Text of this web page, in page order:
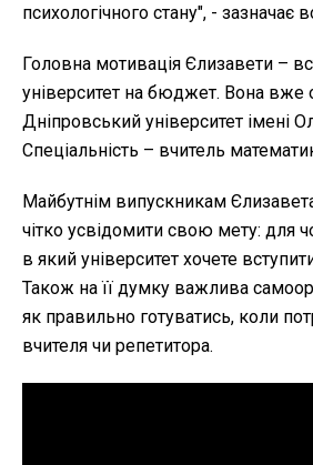
психологічного стану", - зазначає
Головна мотивація Єлизавети –
університет на бюджет. Вона
Дніпровський університет імені
Спеціальність – вчитель
Майбутнім випускникам
чітко усвідомити свою мету: для
в який університет хочете
Також на її думку важлива
як правильно готуватись, коли
вчителя чи репетитора.